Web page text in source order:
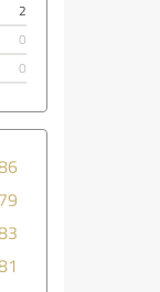
2
0
0